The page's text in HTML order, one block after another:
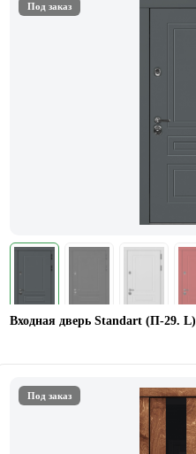
Под заказ
Входная дверь Standart (П-29. L)
Под заказ